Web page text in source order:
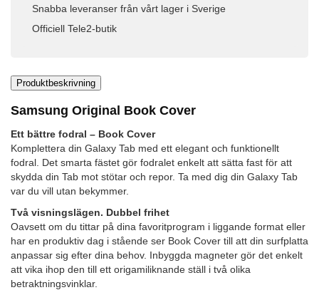
Snabba leveranser från vårt lager i Sverige
Officiell Tele2-butik
Produktbeskrivning
Samsung Original Book Cover
Ett bättre fodral – Book Cover
Komplettera din Galaxy Tab med ett elegant och funktionellt
fodral. Det smarta fästet gör fodralet enkelt att sätta fast för att
skydda din Tab mot stötar och repor. Ta med dig din Galaxy Tab
var du vill utan bekymmer.
Två visningslägen. Dubbel frihet
Oavsett om du tittar på dina favoritprogram i liggande format eller
har en produktiv dag i stående ser Book Cover till att din surfplatta
anpassar sig efter dina behov. Inbyggda magneter gör det enkelt
att vika ihop den till ett origamiliknande ställ i två olika
betraktningsvinklar.